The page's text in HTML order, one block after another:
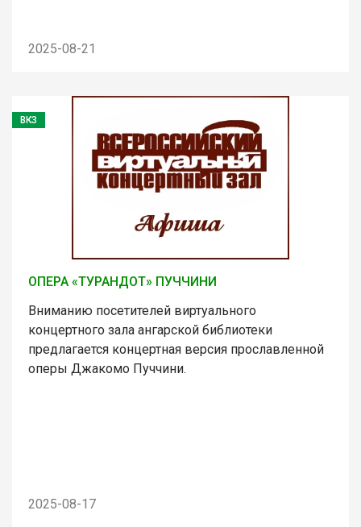
2025-08-21
ВКЗ
ОПЕРА «ТУРАНДОТ» ПУЧЧИНИ
Вниманию посетителей виртуального
концертного зала ангарской библиотеки
предлагается концертная версия прославленной
оперы Джакомо Пуччини.
2025-08-17